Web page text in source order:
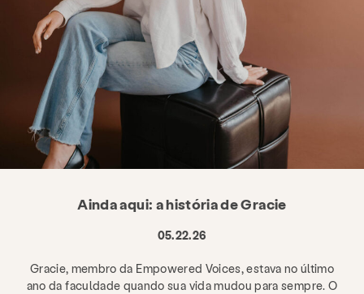
Ainda aqui: a história de Gracie
05.22.26
Gracie, membro da Empowered Voices, estava no último
ano da faculdade quando sua vida mudou para sempre. O